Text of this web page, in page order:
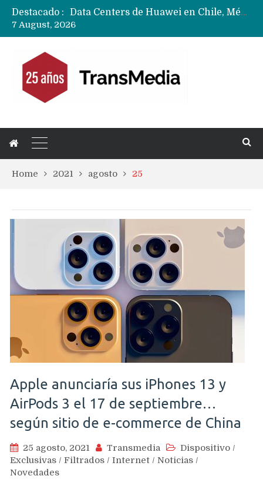
Destacado :
Data Centers de Huawei en Chile, México, Brasil,Perú y Argentina podrían verse afectados por arremetida de EE.UU
7 August, 2026
Home 2021 agosto 25
Apple anunciaría sus iPhones 13 y
AirPods 3 el 17 de septiembre…
según sitio de e-commerce de China
25 agosto, 2021 Transmedia Dispositivo /
Exclusivas / Filtrados / Internet / Noticias /
Novedades